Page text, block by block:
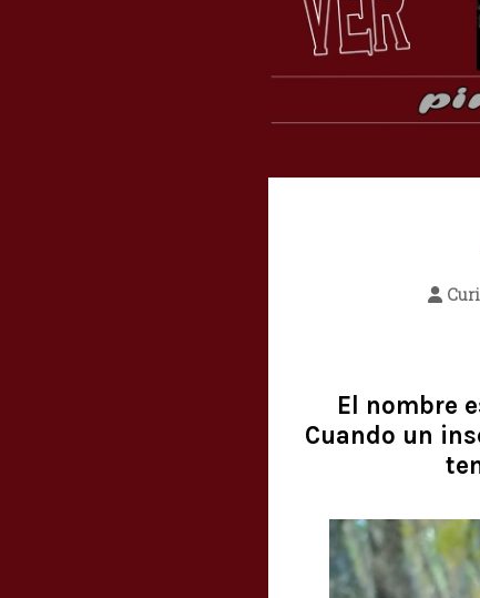
El nombre
Cuando un